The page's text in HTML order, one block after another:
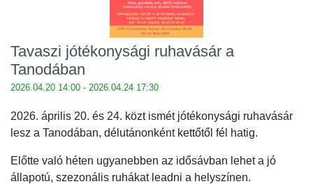
Tavaszi jótékonysági ruhavásár a
Tanodában
2026.04.20 14:00 - 2026.04.24 17:30
2026. április 20. és 24. közt ismét jótékonysági ruhavásár
lesz a Tanodában, délutánonként kettőtől fél hatig.
Előtte való héten ugyanebben az idősávban lehet a jó
állapotú, szezonális ruhákat leadni a helyszínen.